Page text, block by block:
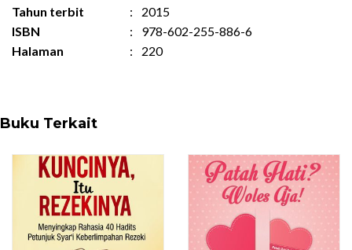
Tahun terbit
:
2015
ISBN
:
978-602-255-886-6
Halaman
: 220
Buku Terkait